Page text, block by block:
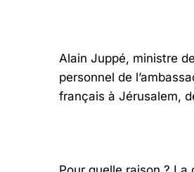
Alain Juppé, ministre
personnel de
français à Jérusalem,